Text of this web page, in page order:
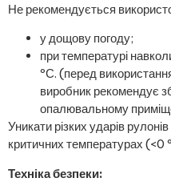
Не рекомендується
у дощову погоду;
при температурі
ºС. (перед
виробник рекомендує
опалювальному
Уникати різких ударів
критичних температурах (<0
Техніка безпеки: